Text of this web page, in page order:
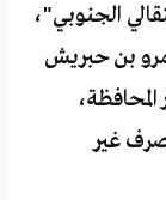
الجنوبي"،
بن حبريش
غير